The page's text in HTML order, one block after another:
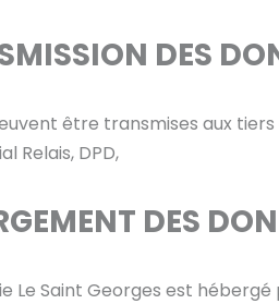
DES
être transmises aux
Relais, DPD,
DES
Le Saint Georges est hébergé